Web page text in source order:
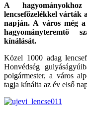
A
lencsefőzelékkel várták
napján. A város még
hagyományteremtő
kínálását.
Közel 1000 adag
Honvédség
polgármester, a város
tagja kínálta az év első